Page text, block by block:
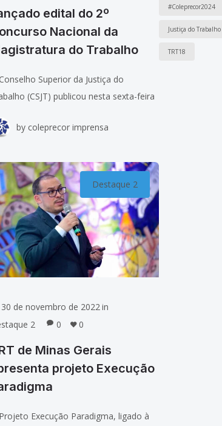
edital do 2º
Nacional da
do Trabalho
Superior da Justiça do
(CSJT) publicou nesta sexta-feira
(DEJT), o edital de abertura do II
na
by coleprecor imprensa
Destaque 2
30 de novembro de 2022in
2
0 0
de Minas Gerais
projeto Execução
Execução Paradigma, ligado à
#Coleprecor2024
Justiça do Trabalho
TRT18